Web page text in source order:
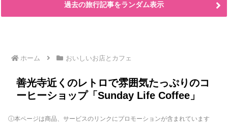
過去の旅行記事をランダム表示
ホーム おいしいお店とカフェ
善光寺近くのレトロで雰囲気たっぷりのコ
ーヒーショップ「Sunday Life Coffee」
ⓘ本ページは商品、サービスのリンクにプロモーションが含まれています